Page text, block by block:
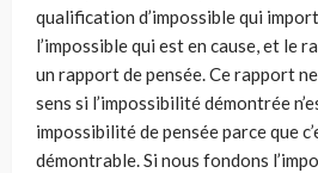
qualification d’impossible qui
l’impossible qui est en cause, et le
un rapport de pensée. Ce rapport
sens si l’impossibilité démontrée
impossibilité de pensée parce que
démontrable. Si nous fondons